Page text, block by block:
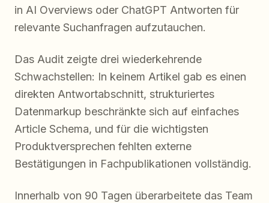
in AI Overviews oder ChatGPT Antworten für
relevante Suchanfragen aufzutauchen.
Das Audit zeigte drei wiederkehrende
Schwachstellen: In keinem Artikel gab es einen
direkten Antwortabschnitt, strukturiertes
Datenmarkup beschränkte sich auf einfaches
Article Schema, und für die wichtigsten
Produktversprechen fehlten externe
Bestätigungen in Fachpublikationen vollständig.
Innerhalb von 90 Tagen überarbeitete das Team